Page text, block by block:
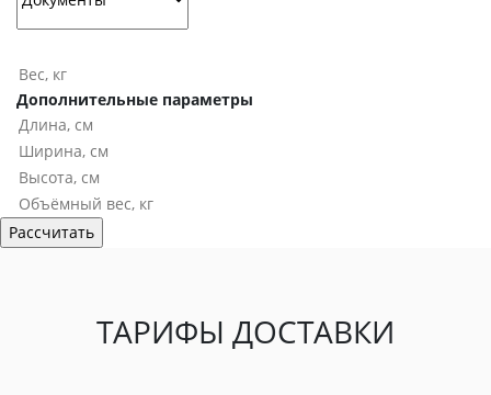
Дополнительные параметры
ТАРИФЫ ДОСТАВКИ